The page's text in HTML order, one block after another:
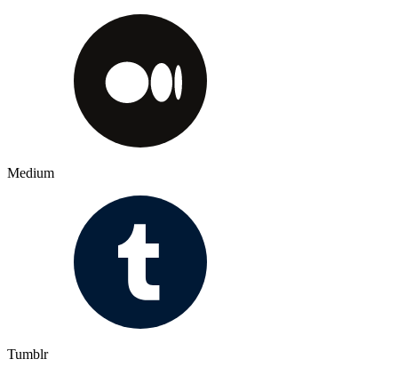
Medium
Tumblr